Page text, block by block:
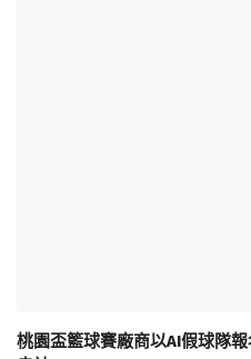
桃園盃籃球賽廠商以AI假球隊